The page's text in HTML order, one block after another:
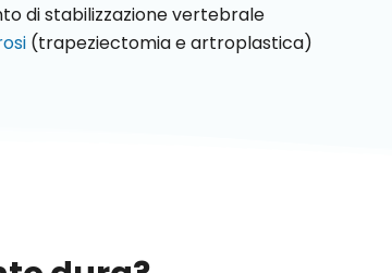
di stabilizzazione vertebrale
(trapeziectomia e artroplastica)